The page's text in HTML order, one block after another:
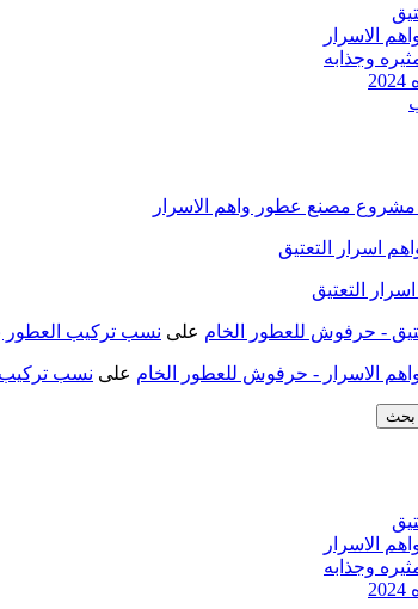
الاسرار
وجذابه
مصنع عطور واهم الاسرار
اسرار التعتيق
التعتيق
- حرفوش للعطور الخام على نسب تركيب العطور
الاسرار - حرفوش للعطور الخام على نسب تركيب
الاسرار
وجذابه